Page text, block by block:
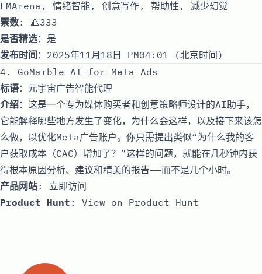
LMArena, 情绪智能, 创意写作, 帮助性, 减少幻觉
票数: 🔺333
是否精选：是
发布时间 ：2025年11月18日 PM04:01 (北京时间)
4. GoMarble AI for Meta Ads
标语：元宇宙广告智能代理
介绍：这是一个专为媒体购买者和创意策略师设计的AI助手，
它能解释哪些地方发生了变化，为什么会这样，以及接下来该怎
么做，以优化Meta广告账户。你只需提出类似“为什么我的客
户获取成本（CAC）增加了？”这样的问题，就能在几秒钟内获
得根本原因分析、建议和精美的报告——而不是几个小时。
产品网站: 立即访问
Product Hunt : View on Product Hunt